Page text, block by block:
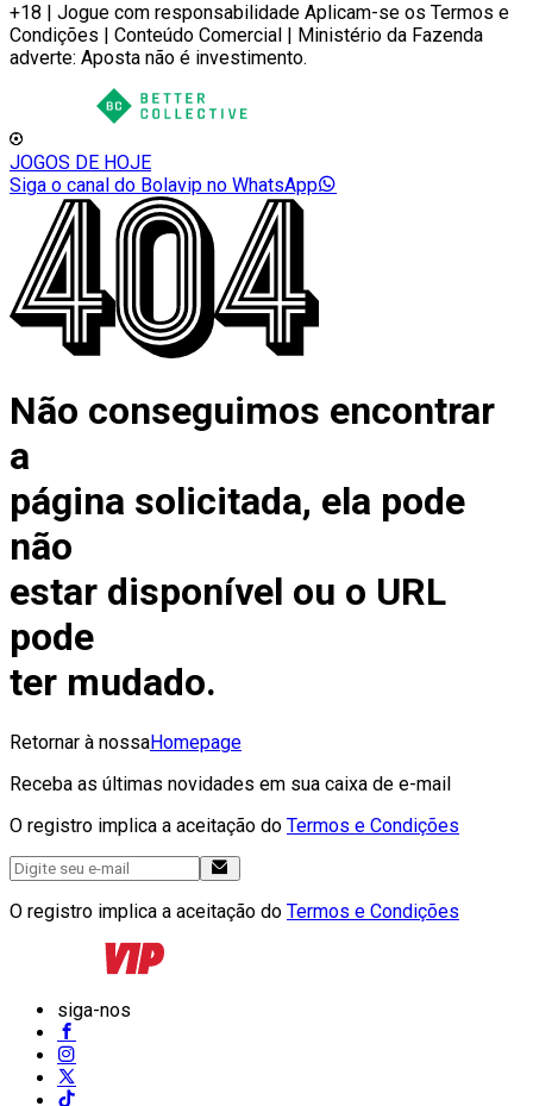
+18 | Jogue com responsabilidade Aplicam-se os Termos e
Condições | Conteúdo Comercial | Ministério da Fazenda
adverte: Aposta não é investimento.
JOGOS DE HOJE
Siga o canal do Bolavip no WhatsApp
Não conseguimos encontrar
a
página solicitada, ela pode
não
estar disponível ou o URL
pode
ter mudado.
Retornar à nossaHomepage
Receba as últimas novidades em sua caixa de e-mail
O registro implica a aceitação do Termos e Condições
O registro implica a aceitação do Termos e Condições
siga-nos